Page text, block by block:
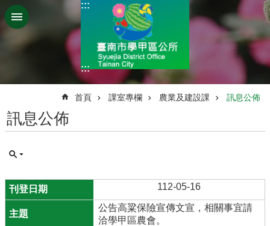
跳到主要內容區塊
:::
:::
首頁 課室專欄 農業及建設課 訊息公佈
訊息公佈
112-05-16
公告高粱保險宣傳文宣，相關事宜請
洽學甲區農會。